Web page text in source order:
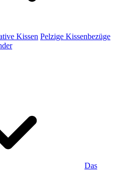
Kissen Pelzige Kissenbezüge
Das